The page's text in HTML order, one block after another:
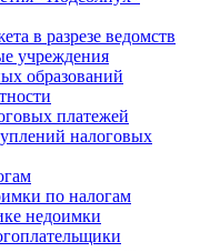
в разрезе ведомств
учреждения
образований
платежей
налоговых
по налогам
недоимки